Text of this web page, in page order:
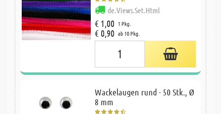
de.Views.Set.Html
€ 1,00 1 Pkg.
€ 0,90 ab 10 Pkg.
Wackelaugen rund - 50 Stk., Ø
8 mm